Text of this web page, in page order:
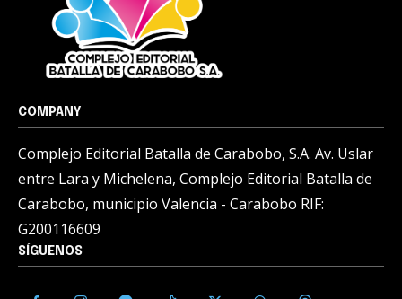
COMPANY
Complejo Editorial Batalla de Carabobo, S.A. Av. Uslar
entre Lara y Michelena, Complejo Editorial Batalla de
Carabobo, municipio Valencia - Carabobo RIF:
G200116609
SÍGUENOS